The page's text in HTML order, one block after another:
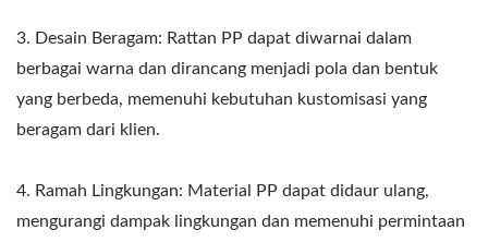
3. Desain Beragam: Rattan PP dapat diwarnai dalam
berbagai warna dan dirancang menjadi pola dan bentuk
yang berbeda, memenuhi kebutuhan kustomisasi yang
beragam dari klien.
4. Ramah Lingkungan: Material PP dapat didaur ulang,
mengurangi dampak lingkungan dan memenuhi permintaan